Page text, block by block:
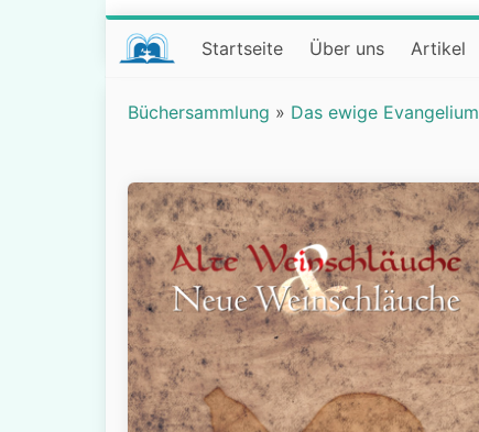
Startseite Über uns Artikel
Büchersammlung » Das ewige Evangelium